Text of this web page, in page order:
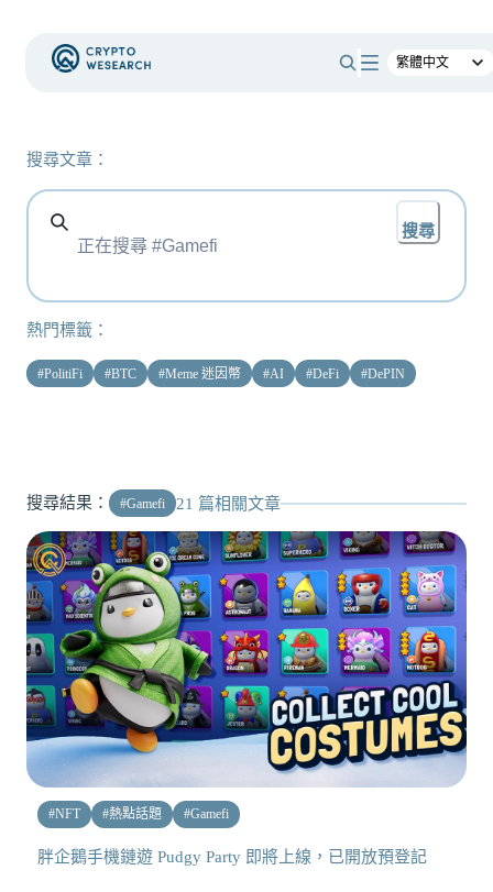
搜尋文章：
搜尋
熱門標籤：
#PolitiFi #BTC #Meme 迷因幣 #AI #DeFi #DePIN
搜尋結果： #Gamefi 21 篇相關文章
#NFT #熱點話題 #Gamefi
胖企鵝手機鏈遊 Pudgy Party 即將上線，已開放預登記